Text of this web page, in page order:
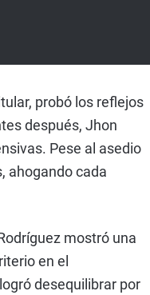
probó los reflejos
después, Jhon
Pese al asedio
ahogando cada
mostró una
en el
desequilibrar por